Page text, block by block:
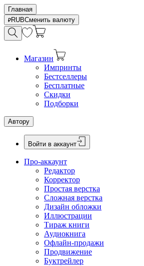
Главная
RUBСменить валюту
Магазин
Импринты
Бестселлеры
Бесплатные
Скидки
Подборки
Автору
Войти в аккаунт
Про-аккаунт
Редактор
Корректор
Простая верстка
Сложная верстка
Дизайн обложки
Иллюстрации
Тираж книги
Аудиокнига
Офлайн-продажи
Продвижение
Буктрейлер